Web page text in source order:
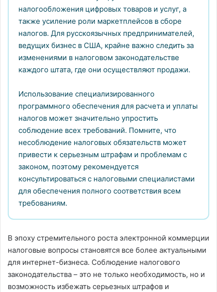
налогообложения цифровых товаров и услуг, а
также усиление роли маркетплейсов в сборе
налогов. Для русскоязычных предпринимателей,
ведущих бизнес в США, крайне важно следить за
изменениями в налоговом законодательстве
каждого штата, где они осуществляют продажи.
Использование специализированного
программного обеспечения для расчета и уплаты
налогов может значительно упростить
соблюдение всех требований. Помните, что
несоблюдение налоговых обязательств может
привести к серьезным штрафам и проблемам с
законом, поэтому рекомендуется
консультироваться с налоговыми специалистами
для обеспечения полного соответствия всем
требованиям.
В эпоху стремительного роста электронной коммерции
налоговые вопросы становятся все более актуальными
для интернет-бизнеса. Соблюдение налогового
законодательства – это не только необходимость, но и
возможность избежать серьезных штрафов и